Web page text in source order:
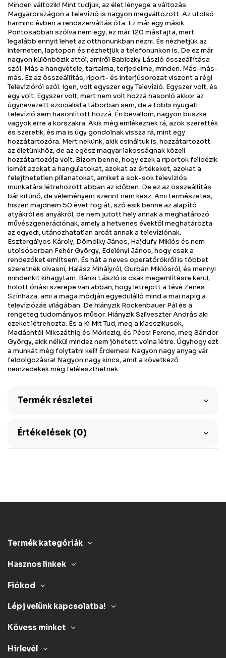
Minden változik! Mint tudjuk, az élet lényege a változás.
Magyarországon a televízió is nagyon megváltozott. Az utolsó
harminc évben a rendszerváltás óta. Ez már egy másik.
Pontosabban szólva nem egy, ez már 120 másfajta, mert
legalább ennyit lehet az otthonunkban nézni. És nézhetjük az
interneten, laptopon és nézhetjük a telefonunkon is. De ez már
nagyon különbözik attól, amiről Babiczky László összeállítása
szól. Más a hangvétele, tartalma, terjedelme, minden. Más-más-
más. Ez az összeállítás, riport- és interjúsorozat viszont a régi
Televízióról szól. Igen, volt egyszer egy Televízió. Egyszer volt, és
egy volt. Egyszer volt, mert nem volt hozzá hasonló akkor az
úgynevezett szocialista táborban sem, de a többi nyugati
televízió sem hasonlított hozzá. Én bevallom, nagyon büszke
vagyok erre a korszakra. Akik még emlékeznek rá, azok szerették
és szeretik, és ma is úgy gondolnak vissza rá, mint egy
hozzátartozóra. Mert nekünk, akik csináltuk is, hozzátartozott
az életünkhöz, de az egész magyar lakosságnak közeli
hozzátartozója volt. Bízom benne, hogy ezek a riportok felidézik
ismét azokat a hangulatokat, azokat az értékeket, azokat a
felejthetetlen pillanatokat, amiket a sok-sok televíziós
munkatárs létrehozott abban az időben. De ez az összeállítás
bár kitűnő, de véleményem szerint nem kész. Ami természetes,
hiszen majdnem 50 évet fog át, szó esik benne az alapító
atyákról és anyákról, de nem jutott hely annak a meghatározó
művészgenerációnak, amely a hetvenes évektől meghatározta
az egyedi, utánozhatatlan arcát annak a televíziónak.
Esztergályos Károly, Dömölky János, Hajdufy Miklós és nem
utolsósorban Fehér György, Edelényi János, hogy csak a
rendezőket említsem. És hát a neves operatőrökről is többet
szeretnék olvasni, Halász Mihályról, Gurbán Miklósról, és mennyi
mindenkit kihagytam. Bánki László is csak megemlítésre kerül,
holott óriási szerepe van abban, hogy létrejött a tévé Zenés
Színháza, ami a maga módján egyedülálló mind a mai napig a
televíziózás világában. De hiányzik Rockenbauer Pál és a
rengeteg tudományos műsor. Hiányzik Szilveszter András aki
ezeket létrehozta. És a Ki Mit Tud, meg a klasszikusok,
Madáchtól Mikszáthig és Móriczig, és Pécsi Ferenc, meg Sándor
György, akik nélkül mindez nem jöhetett volna létre. Úgyhogy ezt
a munkát még folytatni kell! Érdemes! Nagyon nagy anyag vár
feldolgozásra! Nagyon nagy kincs, amit a következő
nemzedékek még feléleszthetnek.
Termék részletei
Értékelések (0)
Termék kategóriák
Hasznos linkek
Fiókod
Lépj velünk kapcsolatba!
Kövess minket
Hírlevél